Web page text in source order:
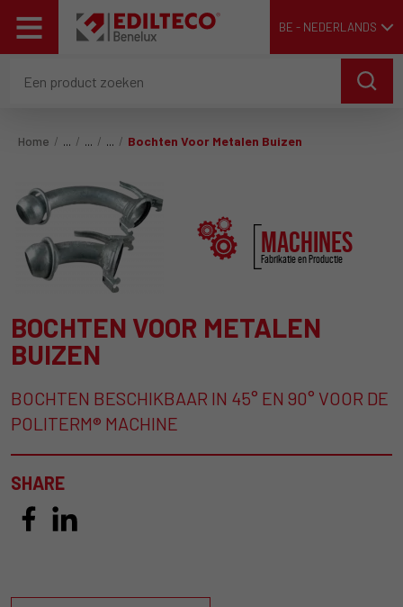
BE - NEDERLANDS
Home Bochten Voor Metalen Buizen
MACHINES
Fabrikatie en Productie
BOCHTEN VOOR METALEN
BUIZEN
BOCHTEN BESCHIKBAAR IN 45° EN 90° VOOR DE
POLITERM® MACHINE
SHARE